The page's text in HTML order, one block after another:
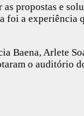
propostas e
foi a experiência
Baena, Arlete
o auditório